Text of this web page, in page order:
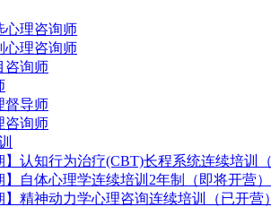
心理咨询师
心理咨询师
咨询师
督导师
咨询师
】认知行为治疗(CBT)长程系统连续培训
】自体心理学连续培训2年制（即将开营）
】精神动力学心理咨询连续培训（已开营）